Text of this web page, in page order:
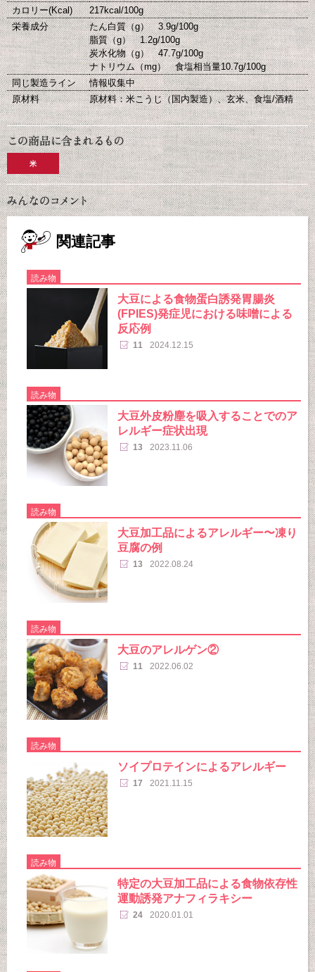
カロリー(Kcal)
217kcal/100g
栄養成分
たん白質（g） 3.9g/100g
脂質（g） 1.2g/100g
炭水化物（g） 47.7g/100g
ナトリウム（mg） 食塩相当量10.7g/100g
同じ製造ライン
情報収集中
原材料
原材料：米こうじ（国内製造）、玄米、食塩/酒精
米
関連記事
読み物
大豆による食物蛋白誘発胃腸炎
(FPIES)発症児における味噌による
反応例
11 2024.12.15
読み物
大豆外皮粉塵を吸入することでのア
レルギー症状出現
13 2023.11.06
読み物
大豆加工品によるアレルギー〜凍り
豆腐の例
13 2022.08.24
読み物
大豆のアレルゲン②
11 2022.06.02
読み物
ソイプロテインによるアレルギー
17 2021.11.15
読み物
特定の大豆加工品による食物依存性
運動誘発アナフィラキシー
24 2020.01.01